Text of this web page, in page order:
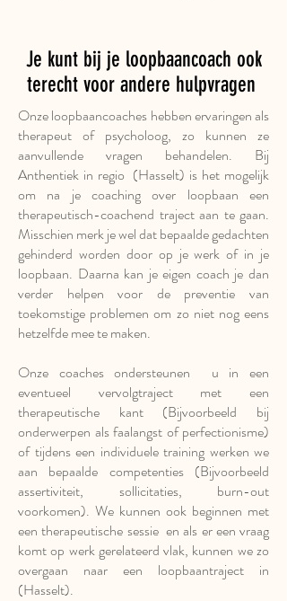
Je kunt bij je loopbaancoach ook
terecht voor andere hulpvragen
Onze loopbaancoaches hebben ervaringen als
therapeut of psycholoog, zo kunnen ze
aanvullende vragen behandelen. Bij
Anthentiek in regio (Hasselt) is het mogelijk
om na je coaching over loopbaan een
therapeutisch-coachend traject aan te gaan.
Misschien merk je wel dat bepaalde gedachten
gehinderd worden door op je werk of in je
loopbaan. Daarna kan je eigen coach je dan
verder helpen voor de preventie van
toekomstige problemen om zo niet nog eens
hetzelfde mee te maken.
Onze coaches ondersteunen u in een
eventueel vervolgtraject met een
therapeutische kant (Bijvoorbeeld bij
onderwerpen als faalangst of perfectionisme)
of tijdens een individuele training werken we
aan bepaalde competenties (Bijvoorbeeld
assertiviteit, sollicitaties, burn-out
voorkomen). We kunnen ook beginnen met
een therapeutische sessie en als er een vraag
komt op werk gerelateerd vlak, kunnen we zo
overgaan naar een loopbaantraject in
(Hasselt).